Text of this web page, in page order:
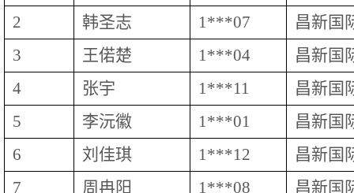
2
韩圣志 1***07
昌新国
3
王偌楚 1***04
昌新国
4
张宇 1***11
昌新国
5
李沅徽 1***01
昌新国
6
刘佳琪 1***12
昌新国
7
周冉阳 1***08
昌新国